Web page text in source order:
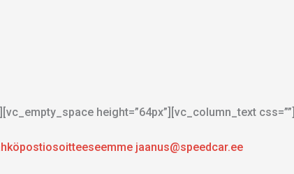
height=”64px”][vc_column_text css=””]
jaanus@speedcar.ee